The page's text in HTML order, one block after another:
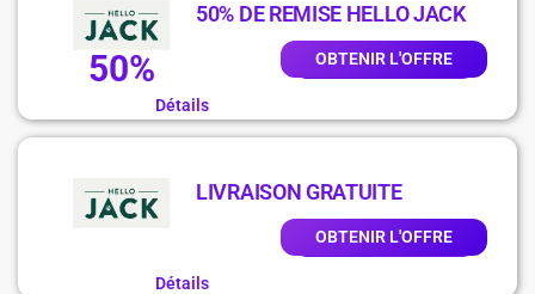
50%
50% DE REMISE HELLO JACK
OBTENIR L'OFFRE
Détails
LIVRAISON GRATUITE
OBTENIR L'OFFRE
Détails